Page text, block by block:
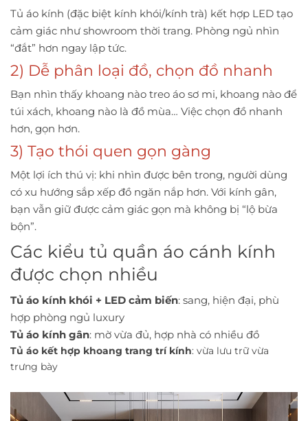
Tủ áo kính (đặc biệt kính khói/kính trà) kết hợp LED tạo
cảm giác như showroom thời trang. Phòng ngủ nhìn
“đắt” hơn ngay lập tức.
2) Dễ phân loại đồ, chọn đồ nhanh
Bạn nhìn thấy khoang nào treo áo sơ mi, khoang nào để
túi xách, khoang nào là đồ mùa… Việc chọn đồ nhanh
hơn, gọn hơn.
3) Tạo thói quen gọn gàng
Một lợi ích thú vị: khi nhìn được bên trong, người dùng
có xu hướng sắp xếp đồ ngăn nắp hơn. Với kính gân,
bạn vẫn giữ được cảm giác gọn mà không bị “lộ bừa
bộn”.
Các kiểu tủ quần áo cánh kính
được chọn nhiều
Tủ áo kính khói + LED cảm biến: sang, hiện đại, phù
hợp phòng ngủ luxury
Tủ áo kính gân: mờ vừa đủ, hợp nhà có nhiều đồ
Tủ áo kết hợp khoang trang trí kính: vừa lưu trữ vừa
trưng bày